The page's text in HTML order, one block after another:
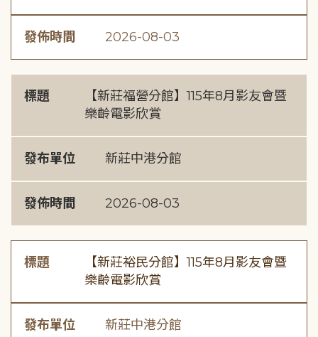
發佈時間 2026-08-03
標題
【新莊福營分館】115年8月影友會暨
樂齡電影欣賞
發布單位 新莊中港分館
發佈時間 2026-08-03
標題
【新莊裕民分館】115年8月影友會暨
樂齡電影欣賞
發布單位 新莊中港分館